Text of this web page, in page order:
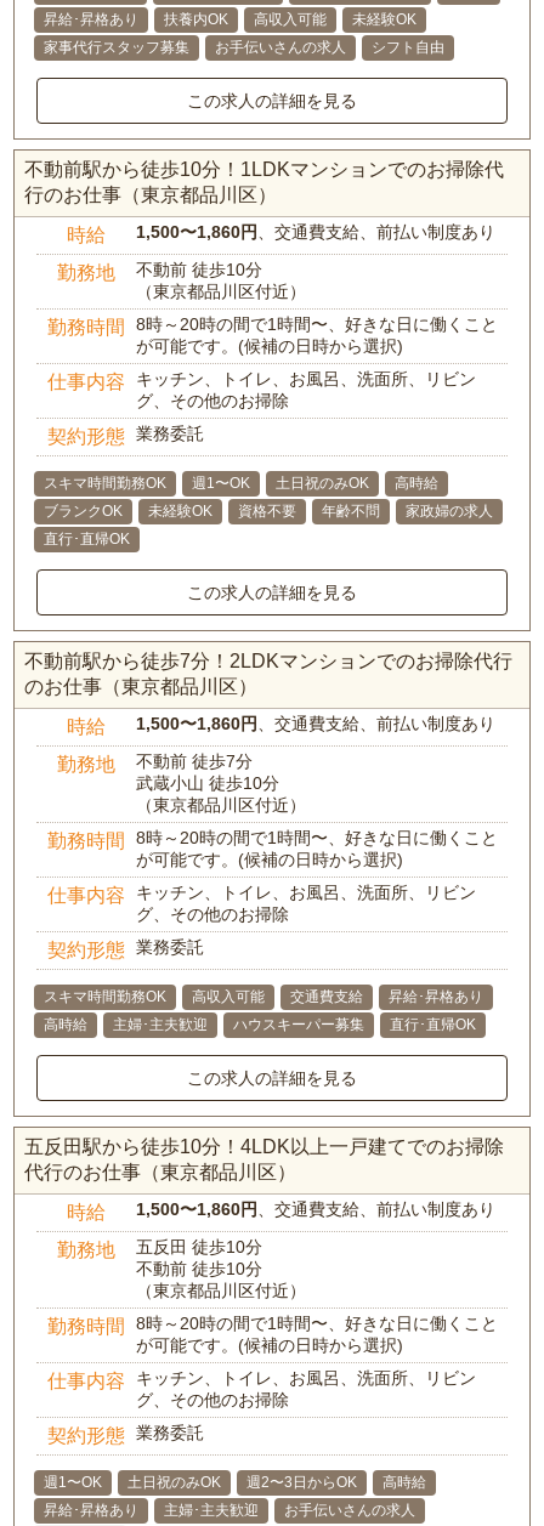
昇給･昇格あり
扶養内OK 高収入可能
未経験OK
家事代行スタッフ募集
お手伝いさんの求人 シフト自由
この求人の詳細を見る
不動前駅から徒歩10分！1LDKマンションでのお掃除代
行のお仕事（東京都品川区）
時給 1,500〜1,860円、交通費支給、前払い制度あり
勤務地
不動前 徒歩10分
（東京都品川区付近）
勤務時間
8時～20時の間で1時間〜、好きな日に働くこと
が可能です。(候補の日時から選択)
仕事内容
キッチン、トイレ、お風呂、洗面所、リビン
グ、その他のお掃除
契約形態 業務委託
スキマ時間勤務OK 週1〜OK 土日祝のみOK
高時給
ブランクOK
未経験OK 資格不要 年齢不問
家政婦の求人
直行･直帰OK
この求人の詳細を見る
不動前駅から徒歩7分！2LDKマンションでのお掃除代行
のお仕事（東京都品川区）
時給 1,500〜1,860円、交通費支給、前払い制度あり
勤務地
不動前 徒歩7分
武蔵小山 徒歩10分
（東京都品川区付近）
勤務時間
8時～20時の間で1時間〜、好きな日に働くこと
が可能です。(候補の日時から選択)
仕事内容
キッチン、トイレ、お風呂、洗面所、リビン
グ、その他のお掃除
契約形態 業務委託
スキマ時間勤務OK 高収入可能 交通費支給
昇給･昇格あり
高時給
主婦･主夫歓迎 ハウスキーパー募集 直行･直帰OK
この求人の詳細を見る
五反田駅から徒歩10分！4LDK以上一戸建てでのお掃除
代行のお仕事（東京都品川区）
時給 1,500〜1,860円、交通費支給、前払い制度あり
勤務地
五反田 徒歩10分
不動前 徒歩10分
（東京都品川区付近）
勤務時間
8時～20時の間で1時間〜、好きな日に働くこと
が可能です。(候補の日時から選択)
仕事内容
キッチン、トイレ、お風呂、洗面所、リビン
グ、その他のお掃除
契約形態 業務委託
週1〜OK 土日祝のみOK 週2〜3日からOK
高時給
昇給･昇格あり
主婦･主夫歓迎
お手伝いさんの求人